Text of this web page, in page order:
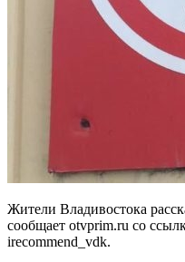
Жители Владивостока
сообщает otvprim.ru со
irecommend_vdk.